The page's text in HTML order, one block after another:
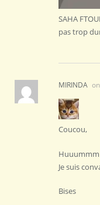
SAHA
pas trop
MIRINDA on
Coucou,
Huuummm
Je suis
Bises